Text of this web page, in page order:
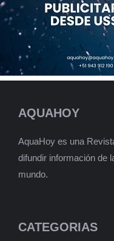
AQUAHOY
AquaHoy es una
difundir información de
mundo.
CATEGORIAS